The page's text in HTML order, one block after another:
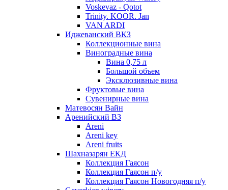
Voskevaz - Qotot
Trinity. KOOR. Jan
VAN ARDI
Иджеванский ВКЗ
Коллекционные вина
Виноградные вина
Вина 0,75 л
Большой объем
Эксклюзивные вина
Фруктовые вина
Cувенирные вина
Матевосян Вайн
Аренийский ВЗ
Areni
Areni key
Areni fruits
Шахназарян ЕКД
Коллекция Гаясон
Коллекция Гаясон п/у
Коллекция Гаясон Новогодняя п/у